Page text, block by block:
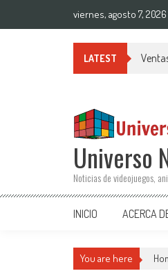
viernes, agosto 7, 2026
LATEST
Universo
Noticias de videojuegos,
INICIO ACERCA
You are here